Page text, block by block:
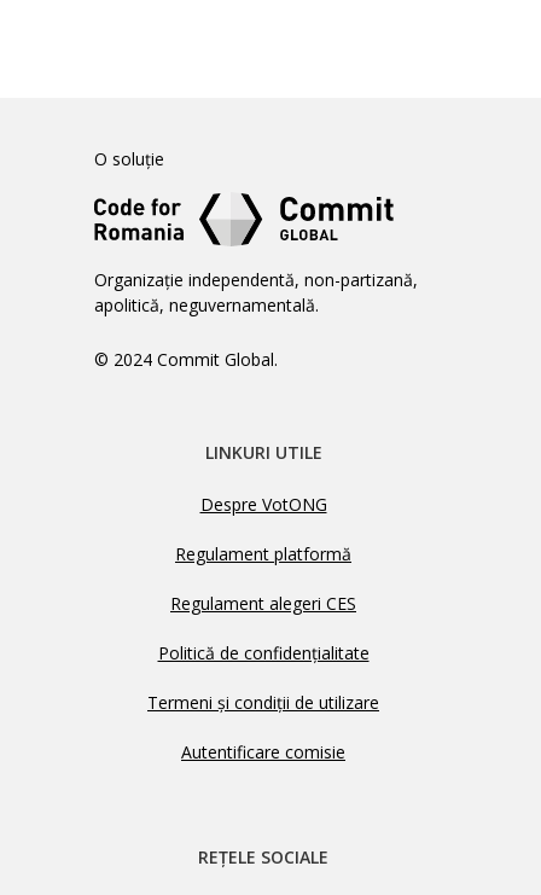
O soluție
Organizație independentă, non-partizană,
apolitică, neguvernamentală.
© 2024 Commit Global.
LINKURI UTILE
Despre VotONG
Regulament platformă
Regulament alegeri CES
Politică de confidențialitate
Termeni și condiții de utilizare
Autentificare comisie
REȚELE SOCIALE